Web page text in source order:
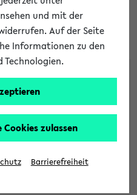
bielefeld.de
oder suchen Sie nach
und mit der
Auf der Seite
Informationen zu den
Technologien.
zulassen
Barrierefreiheit